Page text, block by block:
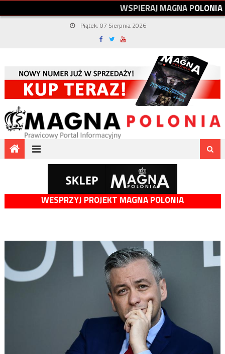
WSPIERAJMAGNAPOLONIA
Piątek, 07 Sierpnia 2026
WESPRZYJ PROJEKT MAGNA POLONIA